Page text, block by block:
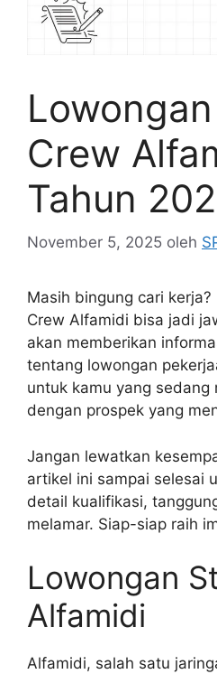
Crew
Tahun
November 5, 2025 oleh
Masih bingung cari
Crew Alfamidi bisa jadi
akan memberikan
tentang lowongan
untuk kamu yang sedang
dengan prospek yang
Jangan lewatkan
artikel ini sampai selesai
detail kualifikasi,
melamar. Siap-siap raih
Lowongan
Alfamidi
Alfamidi, salah satu